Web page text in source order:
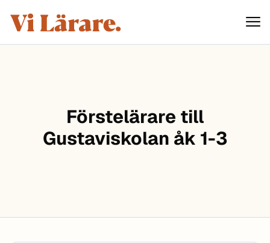
Hoppa till innehåll
ViLärare
Förstelärare till
Gustaviskolan åk 1-3